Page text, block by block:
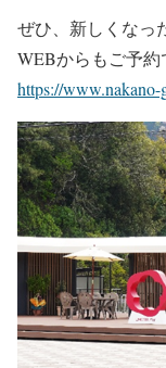
ぜひ、新しくなっ
WEBからもご予約
https://